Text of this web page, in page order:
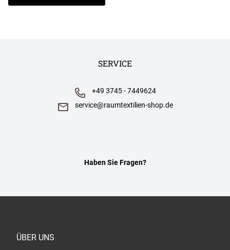
SERVICE
Haben Sie Fragen?
+49 3745 - 7449624
service@raumtextilien-shop.de
ÜBER UNS